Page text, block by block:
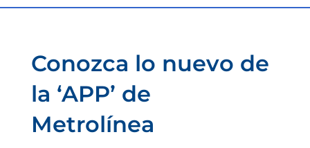
Conozca lo nuevo de
la ‘APP’ de
Metrolínea